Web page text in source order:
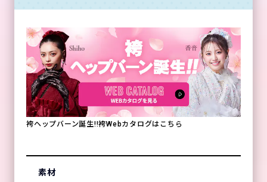
袴ヘップバーン誕生!!袴Webカタログはこちら
素材